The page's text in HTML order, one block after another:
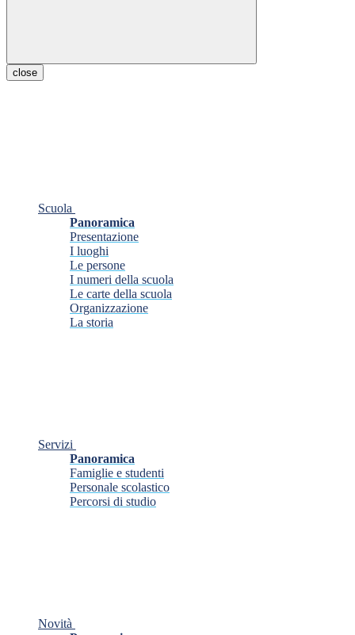
close
Scuola
Panoramica
Presentazione
I luoghi
Le persone
I numeri della scuola
Le carte della scuola
Organizzazione
La storia
Servizi
Panoramica
Famiglie e studenti
Personale scolastico
Percorsi di studio
Novità